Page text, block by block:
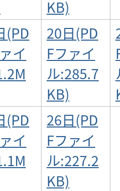
KB)
(PD
イ
20日(PD
Fファイ
ル:285.7
KB)
(PD
イ
26日(PD
Fファイ
ル:227.2
KB)